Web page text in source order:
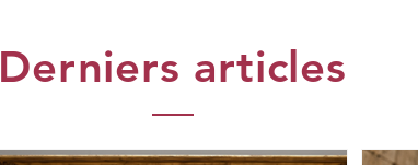
Derniers articles